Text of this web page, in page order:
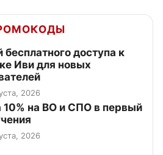
бесплатного доступа к
Иви для новых
2026
10% на ВО и СПО в первый
2026